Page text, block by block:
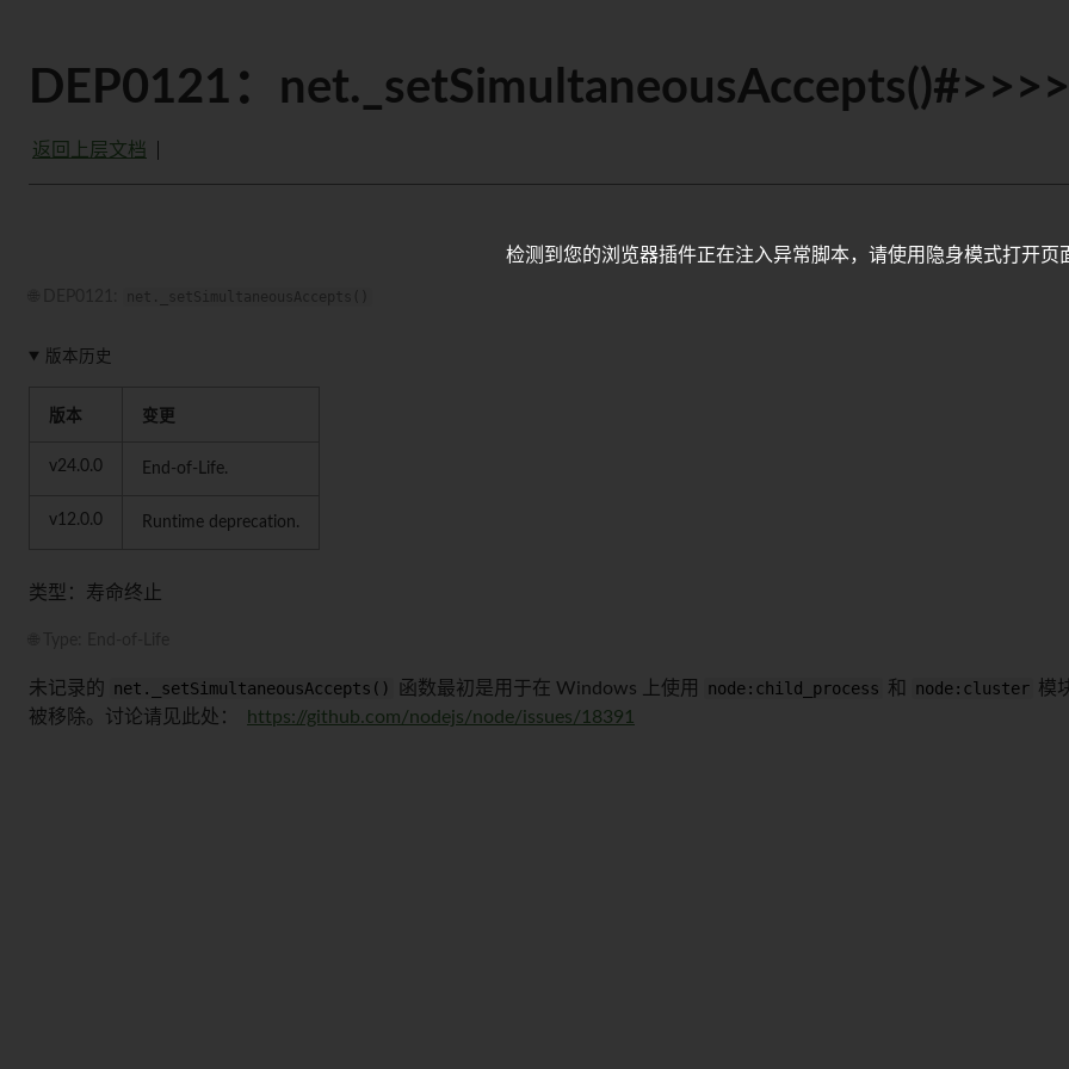
DEP0121：
返回上层文档
版本历史
版本 变更
v24.0.0 End-of-Life.
v12.0.0 Runtime deprecation.
类型：寿命终止
未记录的 net._setSimultaneousAccepts() 函数最初是用于在 Windows 上使用 node:child_process 和 node:cluster 模
被移除。讨论请见此处：
https://github.com/nodejs/node/issues/18391
检测到您的浏览器插件正在注入异常脚本，请使用隐身模式打开页